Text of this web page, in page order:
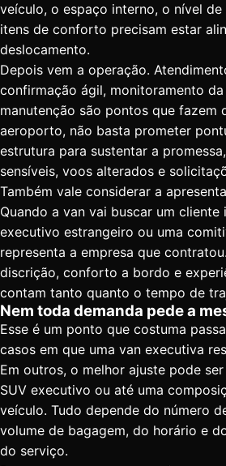
veículo, o espaço interno, o nível
itens de conforto precisam estar
deslocamento.
Depois vem a operação.
confirmação ágil, monitoramento
manutenção são pontos que fazem
aeroporto, não basta prometer
estrutura para sustentar a
sensíveis, voos alterados e
Também vale considerar a
Quando a van vai buscar um cliente
executivo estrangeiro ou uma
representa a empresa que
discrição, conforto a bordo e
contam tanto quanto o tempo de
Nem toda demanda pede a
Esse é um ponto que costuma
casos em que uma van executiva
Em outros, o melhor ajuste pode
SUV executivo ou até uma
veículo. Tudo depende do número
volume de bagagem, do horário e
do serviço.